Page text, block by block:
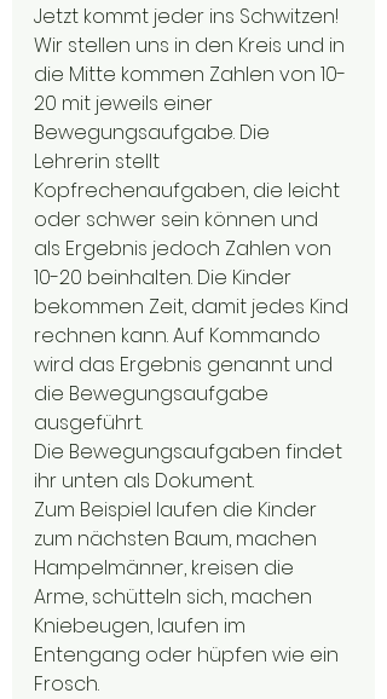
Jetzt kommt jeder ins Schwitzen!
Wir stellen uns in den Kreis und in
die Mitte kommen Zahlen von 10-
20 mit jeweils einer
Bewegungsaufgabe. Die
Lehrerin stellt
Kopfrechenaufgaben, die leicht
oder schwer sein können und
als Ergebnis jedoch Zahlen von
10-20 beinhalten. Die Kinder
bekommen Zeit, damit jedes Kind
rechnen kann. Auf Kommando
wird das Ergebnis genannt und
die Bewegungsaufgabe
ausgeführt.
Die Bewegungsaufgaben findet
ihr unten als Dokument.
Zum Beispiel laufen die Kinder
zum nächsten Baum, machen
Hampelmänner, kreisen die
Arme, schütteln sich, machen
Kniebeugen, laufen im
Entengang oder hüpfen wie ein
Frosch.